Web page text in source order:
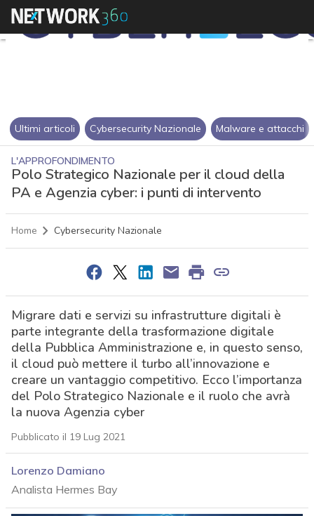
Ultimi articoli Cybersecurity Nazionale Malware e attacchi
L'APPROFONDIMENTO
Polo Strategico Nazionale per il cloud della
PA e Agenzia cyber: i punti di intervento
Home Cybersecurity Nazionale
Migrare dati e servizi su infrastrutture digitali è
parte integrante della trasformazione digitale
della Pubblica Amministrazione e, in questo senso,
il cloud può mettere il turbo all’innovazione e
creare un vantaggio competitivo. Ecco l’importanza
del Polo Strategico Nazionale e il ruolo che avrà
la nuova Agenzia cyber
Pubblicato il 19 Lug 2021
Lorenzo Damiano
Analista Hermes Bay